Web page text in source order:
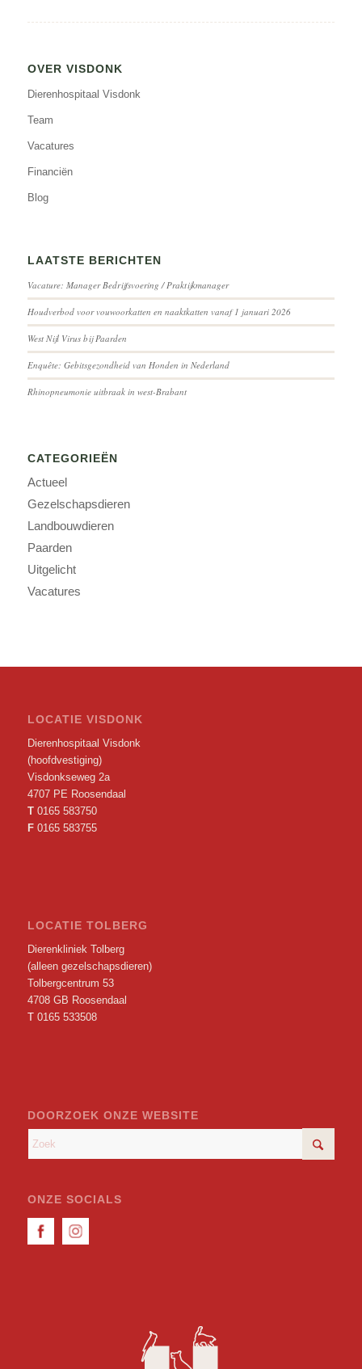
OVER VISDONK
Dierenhospitaal Visdonk
Team
Vacatures
Financiën
Blog
LAATSTE BERICHTEN
Vacature: Manager Bedrijfsvoering / Praktijkmanager
Houdverbod voor vouwoorkatten en naaktkatten vanaf 1 januari 2026
West Nijl Virus bij Paarden
Enquête: Gebitsgezondheid van Honden in Nederland
Rhinopneumonie uitbraak in west-Brabant
CATEGORIEËN
Actueel
Gezelschapsdieren
Landbouwdieren
Paarden
Uitgelicht
Vacatures
LOCATIE VISDONK
Dierenhospitaal Visdonk
(hoofdvestiging)
Visdonkseweg 2a
4707 PE Roosendaal
T 0165 583750
F 0165 583755
LOCATIE TOLBERG
Dierenkliniek Tolberg
(alleen gezelschapsdieren)
Tolbergcentrum 53
4708 GB Roosendaal
T 0165 533508
DOORZOEK ONZE WEBSITE
ONZE SOCIALS